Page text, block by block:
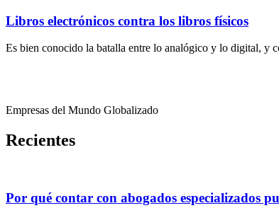
Libros electrónicos contra los libros físicos
Es bien conocido la batalla entre lo analógico y lo digital, y
Empresas del Mundo Globalizado
Recientes
Por qué contar con abogados especializados